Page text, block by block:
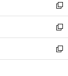
く
で
開
く
ド
ウ
で
開
く
ィ
ン
ド
ウ
で
開
い
ウ
ィ
ン
ド
ウ
新
し
い
ウ
ィ
ン
新
し
い
ウ
新
し